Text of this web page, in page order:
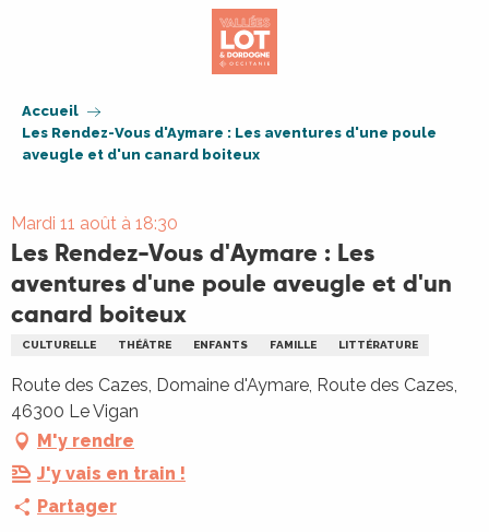
Accueil
Les Rendez-Vous d'Aymare : Les aventures d'une poule
aveugle et d'un canard boiteux
Mardi 11 août à 18:30
Les Rendez-Vous d'Aymare : Les
aventures d'une poule aveugle et d'un
canard boiteux
CULTURELLE THÉÂTRE ENFANTS FAMILLE LITTÉRATURE
Route des Cazes, Domaine d'Aymare, Route des Cazes,
46300 Le Vigan
M'y rendre
J'y vais en train !
Partager